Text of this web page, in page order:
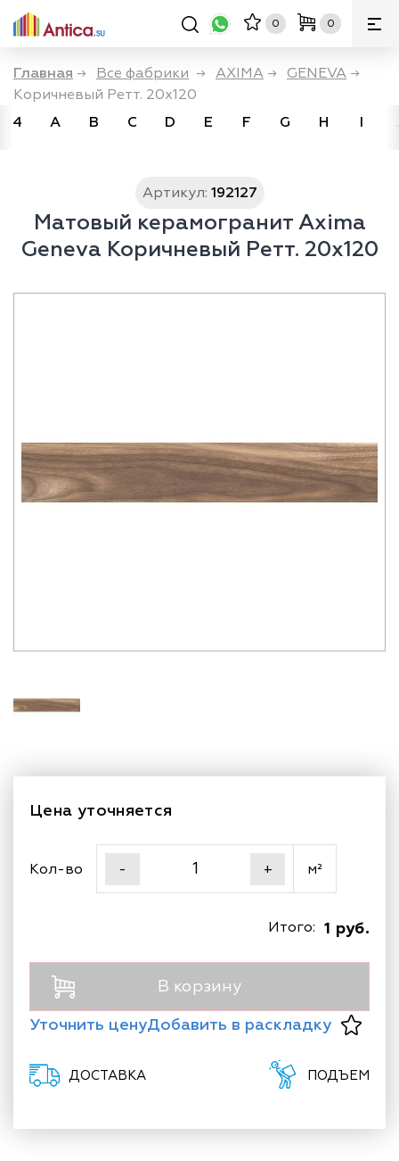
0 0
Главная → Все фабрики → AXIMA → GENEVA →
Коричневый Ретт. 20x120
4
A B C D E F G H I
Артикул: 192127
Матовый керамогранит Axima
Geneva Коричневый Ретт. 20x120
Цена уточняется
Кол-во - + м²
1 руб.
Итого:
В корзину
Уточнить ценуДобавить в раскладку
ДОСТАВКА ПОДЪЕМ